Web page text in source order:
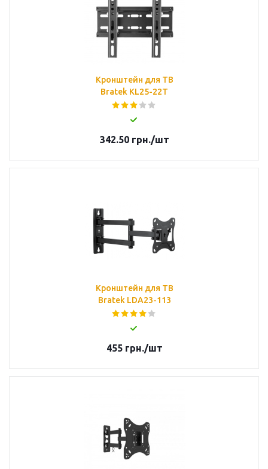
Кронштейн для ТВ
Bratek KL25-22T
342.50грн./шт
Кронштейн для ТВ
Bratek LDA23-113
455грн./шт